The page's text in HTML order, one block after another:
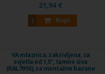
21,94 €
Kupi
VA mlaznica, zakrivljena, za
svjetla od 1,5", tamno siva
(RAL7016), za montažne bazene